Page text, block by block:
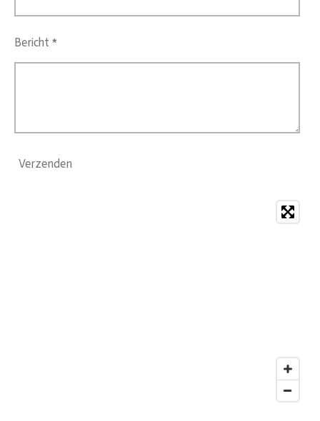
Bericht *
Verzenden